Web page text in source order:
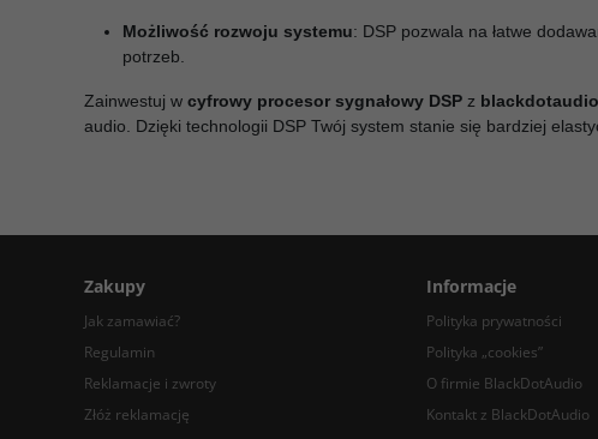
Możliwość rozwoju systemu: DSP pozwala na łatwe
potrzeb.
Zainwestuj w cyfrowy procesor sygnałowy DSP z
audio. Dzięki technologii DSP Twój system stanie się bardziej
Zakupy
Jak zamawiać?
Regulamin
Reklamacje i zwroty
Złóż reklamację
Informacje
Polityka prywatności
Polityka „cookies”
O firmie BlackDotAudio
Kontakt z BlackDotAudio